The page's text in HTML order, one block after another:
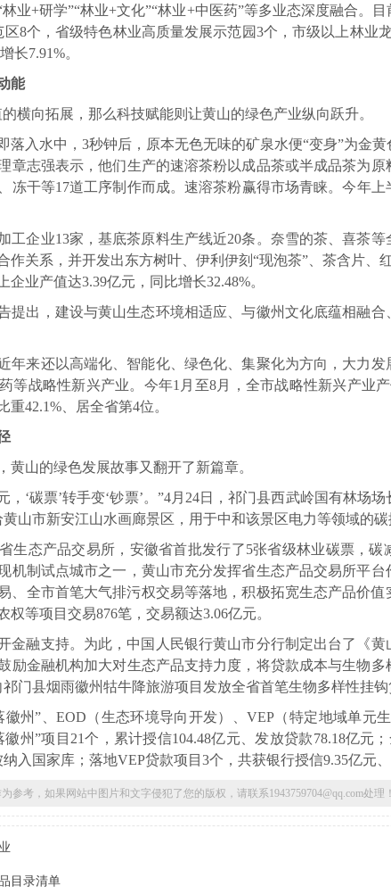
业+研学”“林业+文化”“林业+中医药”等多业态深度融合。
8个，省级特色林业高质量发展示范园3个，市级以上林业
长7.91%。
能
横向拓展，那么科技赋能则让黄山的绿色产业纵向跃升。
落入水中，3秒钟后，原本无色无味的矿泉水便“变身”为金
章志强表示，他们生产的速溶茶粉以成品茶或半成品茶为
冻干等17道工序制作而成。速溶茶粉赢得市场青睐。今年上
工企业13家，基底茶原料生产线近20条。奈雪的茶、喜茶
作关系，并开发出东方树叶、伊利伊刻“现泡茶”、茶含片、
业产值达3.39亿元，同比增长32.48%。
提出，建设与黄山生态环境相适应、与徽州文化底蕴相融
年来还以高端化、智能化、绿色化、集聚化为方向，大力发
等战略性新兴产业。今年1月至8月，全市战略性新兴产业
42.1%、居全省第4位。
黄山的绿色发展故事又翻开了新篇章。
，‘碳票’转手变‘钞票’。”4月24日，祁门县西武岭国有林场
山市新安江山水画廊景区，用于中和该景区电力等领域的碳
生态产品交易所，安徽省首批发行了5张省级林业碳票，碳
机制试点城市之一，黄山市充分发挥省生态产品交易所平
、全市首笔大气排污权交易等落地，积极拓宽生态产品价值
等项目交易876笔，交易额达3.06亿元。
金融支持。为此，中国人民银行黄山市分行制定出台了《
励金融机构加大对生态产品支持力度，将贷款成本与生物
门县烟雨徽州牯牛降旅游项目发放全省首笔生物多样性挂钩
徽州”、EOD（生态环境导向开发）、VEP（特定地域单元
州”项目21个，累计授信104.48亿元、发放贷款78.18亿元
入国家库；落地VEP贷款项目3个，共获银行授信9.35亿元、
参考，如果网站中图片和文字侵犯了您的版权，请联系1943759704@qq.com处理！
目录清单